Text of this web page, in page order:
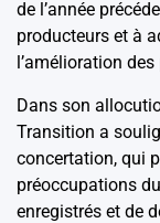
de l’année
producteurs et à
l’amélioration
Dans son
Transition a
concertation, qui
préoccupations
enregistrés et de